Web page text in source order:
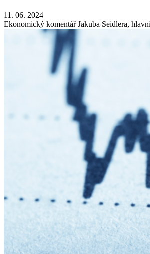
11. 06. 2024
Ekonomický komentář Jakuba Seidlera,